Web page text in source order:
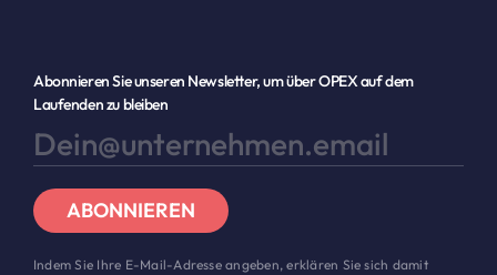
Abonnieren Sie unseren Newsletter, um über OPEX auf dem
Laufenden zu bleiben
ABONNIEREN
Indem Sie Ihre E-Mail-Adresse angeben, erklären Sie sich damit